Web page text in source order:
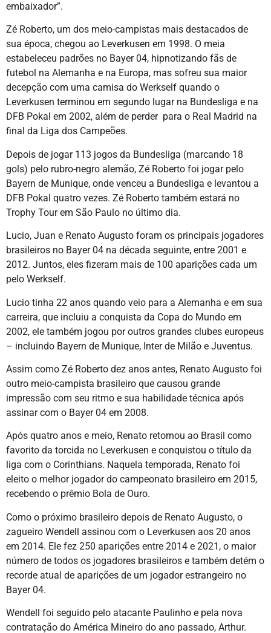
embaixador”.
Zé Roberto, um dos meio-campistas mais destacados de
sua época, chegou ao Leverkusen em 1998. O meia
estabeleceu padrões no Bayer 04, hipnotizando fãs de
futebol na Alemanha e na Europa, mas sofreu sua maior
decepção com uma camisa do Werkself quando o
Leverkusen terminou em segundo lugar na Bundesliga e na
DFB Pokal em 2002, além de perder para o Real Madrid na
final da Liga dos Campeões.
Depois de jogar 113 jogos da Bundesliga (marcando 18
gols) pelo rubro-negro alemão, Zé Roberto foi jogar pelo
Bayern de Munique, onde venceu a Bundesliga e levantou a
DFB Pokal quatro vezes. Zé Roberto também estará no
Trophy Tour em São Paulo no último dia.
Lucio, Juan e Renato Augusto foram os principais jogadores
brasileiros no Bayer 04 na década seguinte, entre 2001 e
2012. Juntos, eles fizeram mais de 100 aparições cada um
pelo Werkself.
Lucio tinha 22 anos quando veio para a Alemanha e em sua
carreira, que incluiu a conquista da Copa do Mundo em
2002, ele também jogou por outros grandes clubes europeus
– incluindo Bayern de Munique, Inter de Milão e Juventus.
Assim como Zé Roberto dez anos antes, Renato Augusto foi
outro meio-campista brasileiro que causou grande
impressão com seu ritmo e sua habilidade técnica após
assinar com o Bayer 04 em 2008.
Após quatro anos e meio, Renato retornou ao Brasil como
favorito da torcida no Leverkusen e conquistou o título da
liga com o Corinthians. Naquela temporada, Renato foi
eleito o melhor jogador do campeonato brasileiro em 2015,
recebendo o prêmio Bola de Ouro.
Como o próximo brasileiro depois de Renato Augusto, o
zagueiro Wendell assinou com o Leverkusen aos 20 anos
em 2014. Ele fez 250 aparições entre 2014 e 2021, o maior
número de todos os jogadores brasileiros e também detém o
recorde atual de aparições de um jogador estrangeiro no
Bayer 04.
Wendell foi seguido pelo atacante Paulinho e pela nova
contratação do América Mineiro do ano passado, Arthur.